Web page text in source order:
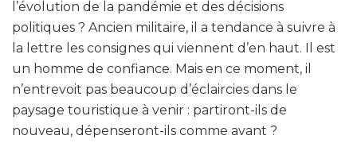
l’évolution de la pandémie et des décisions
politiques ? Ancien militaire, il a tendance à suivre à
la lettre les consignes qui viennent d’en haut. Il est
un homme de confiance. Mais en ce moment, il
n’entrevoit pas beaucoup d’éclaircies dans le
paysage touristique à venir : partiront-ils de
nouveau, dépenseront-ils comme avant ?